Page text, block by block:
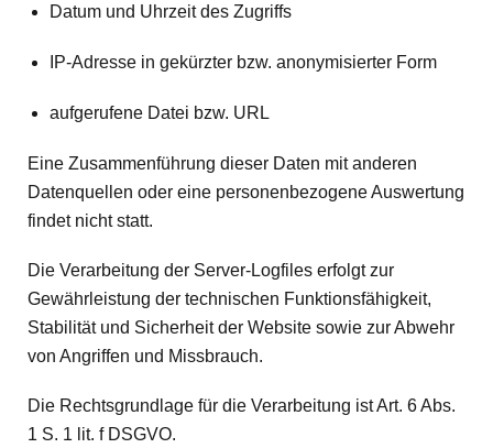
Datum und Uhrzeit des Zugriffs
IP-Adresse in gekürzter bzw. anonymisierter Form
aufgerufene Datei bzw. URL
Eine Zusammenführung dieser Daten mit anderen
Datenquellen oder eine personenbezogene Auswertung
findet nicht statt.
Die Verarbeitung der Server-Logfiles erfolgt zur
Gewährleistung der technischen Funktionsfähigkeit,
Stabilität und Sicherheit der Website sowie zur Abwehr
von Angriffen und Missbrauch.
Die Rechtsgrundlage für die Verarbeitung ist Art. 6 Abs.
1 S. 1 lit. f DSGVO.